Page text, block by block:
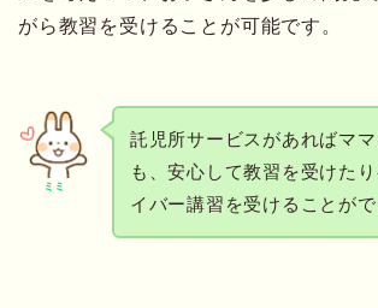
がら教習を受けることが可能です。
ミミ
託児所サービスがあればマ
も、安心して教習を受けた
イバー講習を受けることが